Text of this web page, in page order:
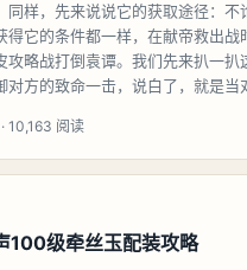
同样，先来说说它的获取途径：不
得它的条件都一样，在献帝救出战
攻略战打倒袁谭。我们先来扒一扒
对方的致命一击，说白了，就是当
10,163 阅读
100级牵丝玉配装攻略